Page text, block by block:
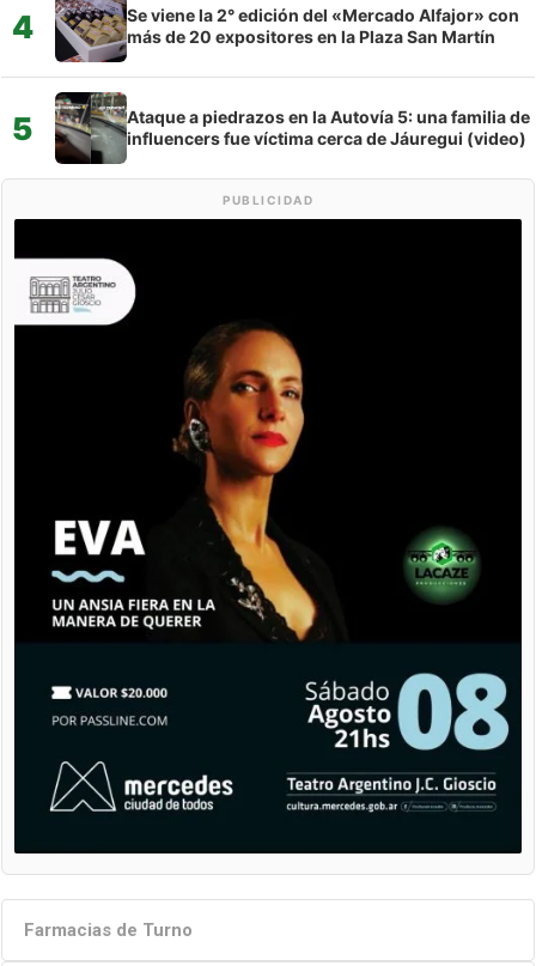
4
Se viene la 2° edición del «Mercado Alfajor» con
más de 20 expositores en la Plaza San Martín
5
Ataque a piedrazos en la Autovía 5: una familia de
influencers fue víctima cerca de Jáuregui (video)
PUBLICIDAD
Farmacias de Turno